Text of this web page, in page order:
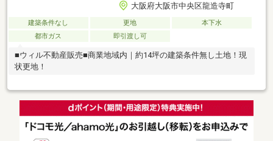
大阪府大阪市中央区龍造寺町
建築条件なし 更地
本下水
都市ガス
即引渡し可
■ウィル不動産販売■商業地域内｜約14坪の建築条件無し土地！現
状更地！